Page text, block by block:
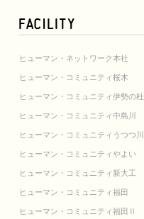
ヒューマン・ネットワーク本社
ヒューマン・コミュニティ桜木
ヒューマン・コミュニティ伊勢の杜
ヒューマン・コミュニティ中島川
ヒューマン・コミュニティうつつ川
ヒューマン・コミュニティやよい
ヒューマン・コミュニティ新大工
ヒューマン・コミュニティ福田
ヒューマン・コミュニティ福田Ⅱ